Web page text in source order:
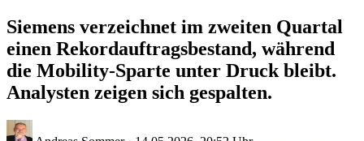
Siemens verzeichnet im zweiten Quartal
einen Rekordauftragsbestand, während
die Mobility-Sparte unter Druck bleibt.
Analysten zeigen sich gespalten.